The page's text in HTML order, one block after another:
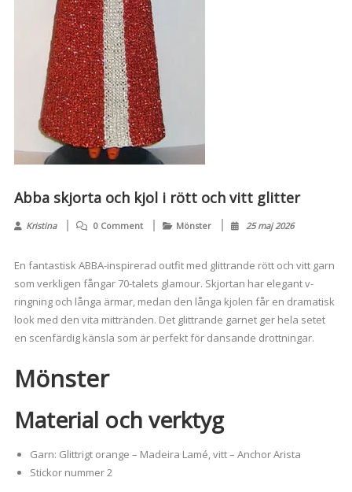
Abba skjorta och kjol i rött och vitt glitter
Kristina 0 Comment Mönster 25 maj 2026
En fantastisk ABBA-inspirerad outfit med glittrande rött och vitt garn
som verkligen fångar 70-talets glamour. Skjortan har elegant v-
ringning och långa ärmar, medan den långa kjolen får en dramatisk
look med den vita mittränden. Det glittrande garnet ger hela setet
en scenfärdig känsla som är perfekt för dansande drottningar.
Mönster
Material och verktyg
Garn: Glittrigt orange – Madeira Lamé, vitt – Anchor Arista
Stickor nummer 2